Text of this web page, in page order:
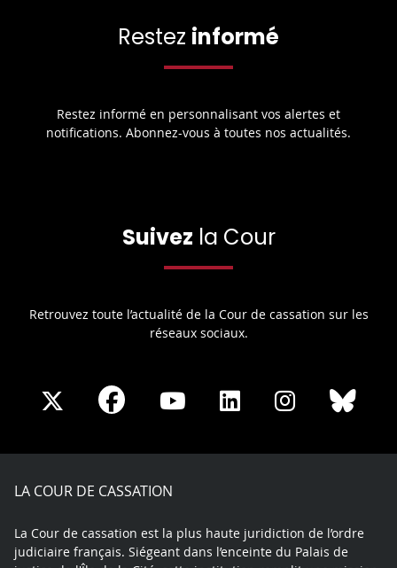
Restez informé
Restez informé en personnalisant vos alertes et
notifications. Abonnez-vous à toutes nos actualités.
Suivez la Cour
Retrouvez toute l’actualité de la Cour de cassation sur les
réseaux sociaux.
Share
X
Share
Facebook
Share
Youtube
Share
LinkedIn
Share
Instagram
LA COUR DE CASSATION
La Cour de cassation est la plus haute juridiction de l’ordre
judiciaire français. Siégeant dans l’enceinte du Palais de